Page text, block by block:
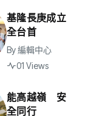
基隆長庚成立
全台首
By編輯中心
01 Views
能高越嶺 安
全同行